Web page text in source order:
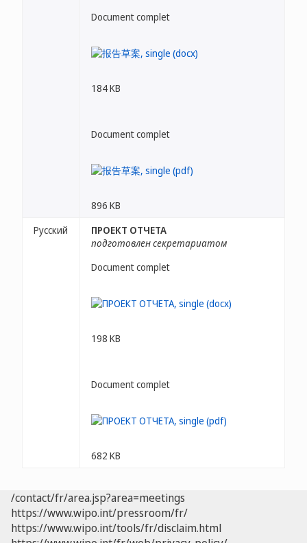
Document complet
184 KB
Document complet
896 KB
Русский
ПРОЕКТ ОТЧЕТА
подготовлен секретариатом
Document complet
198 KB
Document complet
682 KB
/contact/fr/area.jsp?area=meetings
https://www.wipo.int/pressroom/fr/
https://www.wipo.int/tools/fr/disclaim.html